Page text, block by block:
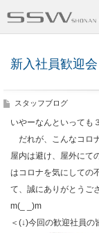
新入社員歓迎
スタッフブログ
いやーなんといっても
だれが、こんなコロ
屋内は避け、屋外にて
はコロナを気にしての
て、誠にありがとうご
m(_ _)m
＜(↓)今回の歓迎社員の